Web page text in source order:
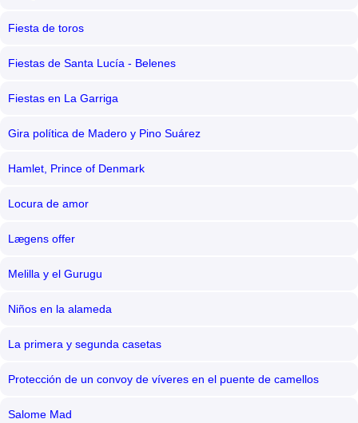
Fiesta de toros
Fiestas de Santa Lucía - Belenes
Fiestas en La Garriga
Gira política de Madero y Pino Suárez
Hamlet, Prince of Denmark
Locura de amor
Lægens offer
Melilla y el Gurugu
Niños en la alameda
La primera y segunda casetas
Protección de un convoy de víveres en el puente de camellos
Salome Mad